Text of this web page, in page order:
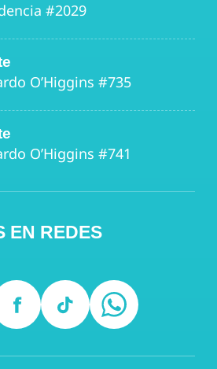
#2029
O’Higgins #735
O’Higgins #741
EN REDES